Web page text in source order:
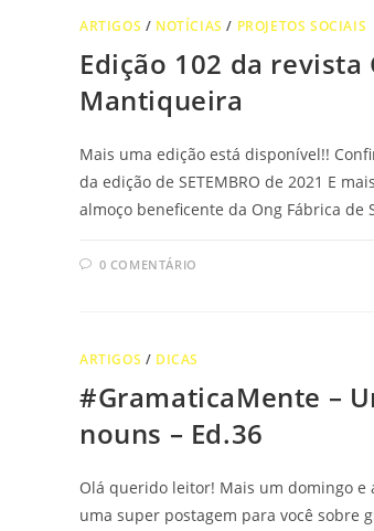
ARTIGOS / NOTÍCIAS / PROJETOS SOCIAIS
Edição 102 da revista
Mantiqueira
Mais uma edição está disponível!!
da edição de SETEMBRO de 2021 E
almoço beneficente da Ong Fábrica de
0 COMENTÁRIO
ARTIGOS / DICAS
#GramaticaMente –
nouns – Ed.36
Olá querido leitor! Mais um domingo e
uma super postagem para você sobre